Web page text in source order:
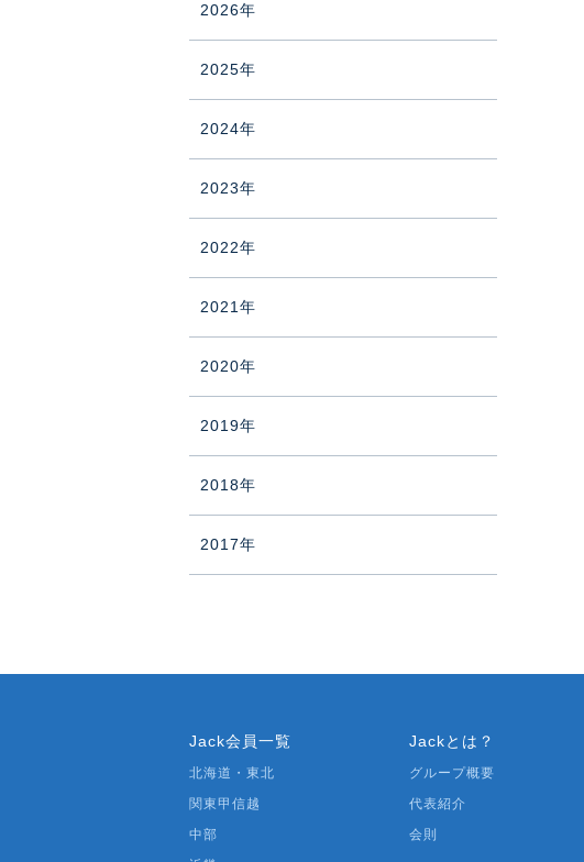
2026年
2025年
2024年
2023年
2022年
2021年
2020年
2019年
2018年
2017年
Jack会員一覧
北海道・東北
関東甲信越
中部
Jackとは？
グループ概要
代表紹介
会則